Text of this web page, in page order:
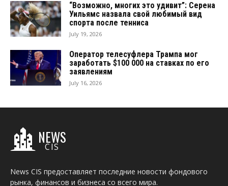
“Возможно, многих это удивит”: Серена
Уильямс назвала свой любимый вид
спорта после тенниса
July 19, 2026
Оператор телесуфлера Трампа мог
заработать $100 000 на ставках по его
заявлениям
July 16, 2026
NEWS
CIS
News CIS предоставляет последние новости фондового
рынка, финансов и бизнеса со всего мира.